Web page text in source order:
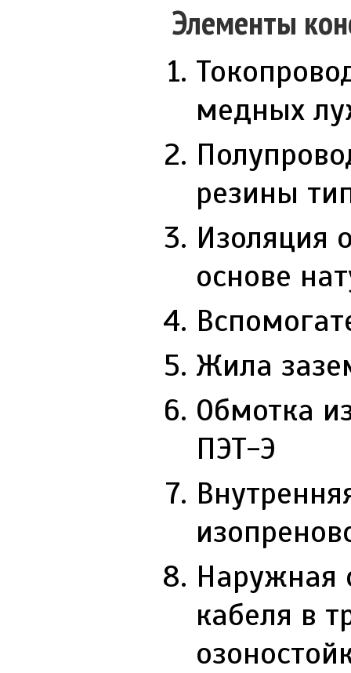
Элементы
медных
резины
Изоляция
основе
Жила
Обмотка
ПЭТ-Э
Наружная
кабеля в